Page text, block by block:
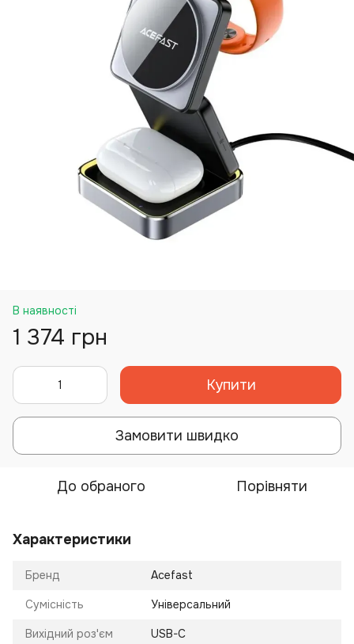
В наявності
1 374 грн
Купити
Замовити швидко
До обраного Порівняти
Характеристики
Бренд Acefast
Сумісність Універсальний
Вихідний роз'єм USB-C